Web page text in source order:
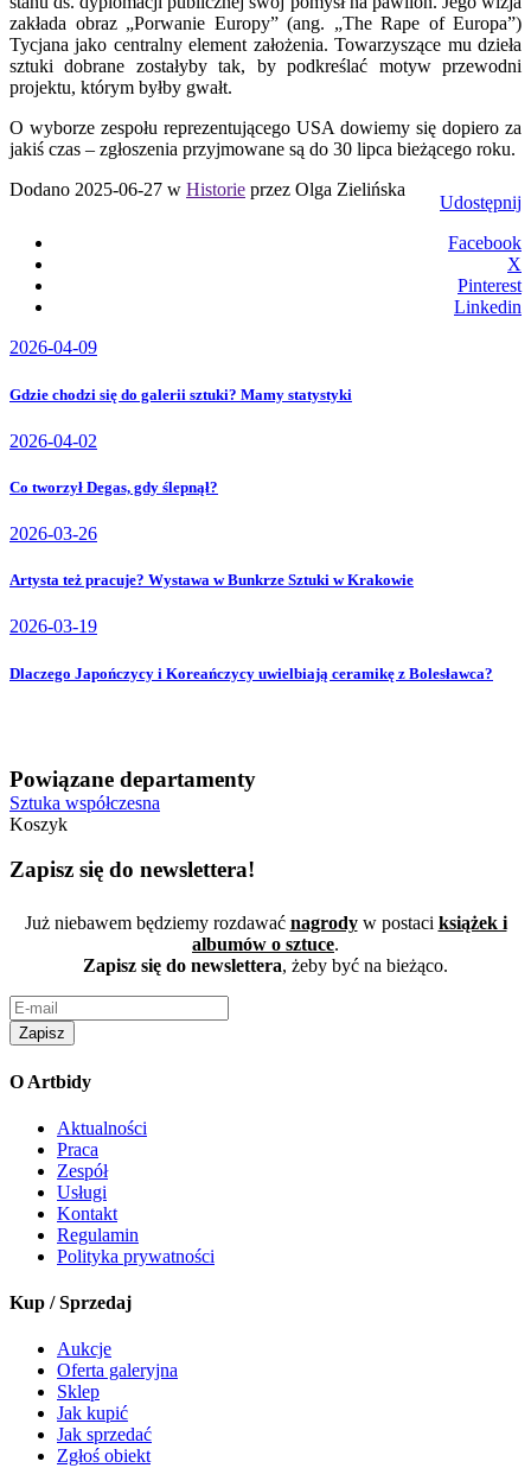
zakłada obraz „Porwanie Europy” (ang. „The Rape of Europa”)
Tycjana jako centralny element założenia. Towarzyszące mu dzieła
sztuki dobrane zostałyby tak, by podkreślać motyw przewodni
projektu, którym byłby gwałt.
O wyborze zespołu reprezentującego USA dowiemy się dopiero za
jakiś czas – zgłoszenia przyjmowane są do 30 lipca bieżącego roku.
Dodano 2025-06-27 w Historie przez Olga Zielińska
Udostępnij
Facebook
X
Pinterest
Linkedin
2026-04-09
Gdzie chodzi się do galerii sztuki? Mamy statystyki
2026-04-02
Co tworzył Degas, gdy ślepnął?
2026-03-26
Artysta też pracuje? Wystawa w Bunkrze Sztuki w Krakowie
2026-03-19
Dlaczego Japończycy i Koreańczycy uwielbiają ceramikę z Bolesławca?
Powiązane departamenty
Sztuka współczesna
Koszyk
Zapisz się do newslettera!
Już niebawem będziemy rozdawać nagrodyw postaci książek i
albumów o sztuce.
Zapisz się do newslettera, żeby być na bieżąco.
Zapisz
O Artbidy
Aktualności
Praca
Zespół
Usługi
Kontakt
Regulamin
Polityka prywatności
Kup / Sprzedaj
Aukcje
Oferta galeryjna
Sklep
Jak kupić
Jak sprzedać
Zgłoś obiekt